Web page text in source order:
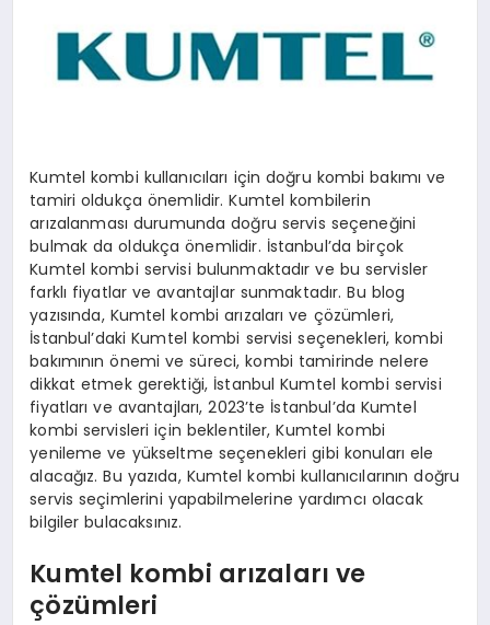
YAŞAM
YEMEK
HESAPLAMALAR
Kumtel kombi kullanıcıları için doğru kombi bakımı ve
tamiri oldukça önemlidir. Kumtel kombilerin
arızalanması durumunda doğru servis seçeneğini
bulmak da oldukça önemlidir. İstanbul’da birçok
Kumtel kombi servisi bulunmaktadır ve bu servisler
farklı fiyatlar ve avantajlar sunmaktadır. Bu blog
yazısında, Kumtel kombi arızaları ve çözümleri,
İstanbul’daki Kumtel kombi servisi seçenekleri, kombi
bakımının önemi ve süreci, kombi tamirinde nelere
dikkat etmek gerektiği, İstanbul Kumtel kombi servisi
fiyatları ve avantajları, 2023’te İstanbul’da Kumtel
kombi servisleri için beklentiler, Kumtel kombi
yenileme ve yükseltme seçenekleri gibi konuları ele
alacağız. Bu yazıda, Kumtel kombi kullanıcılarının doğru
servis seçimlerini yapabilmelerine yardımcı olacak
bilgiler bulacaksınız.
Kumtel kombi arızaları ve
çözümleri